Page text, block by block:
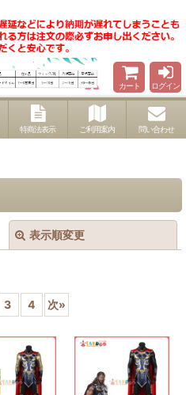
カート ログイン
特商法表示 ご利用案内 問い合わせ
表示順変更
3 4 次»